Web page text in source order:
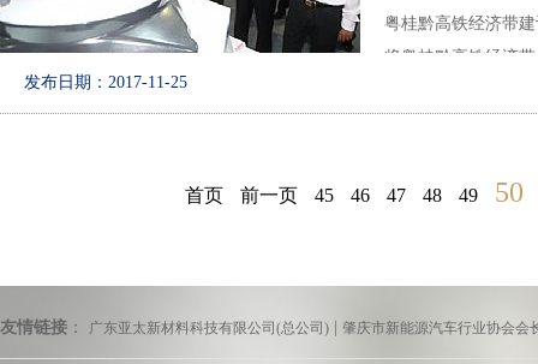
粤桂黔高铁经济带
将粤桂黔高铁经济
发布日期：2017-11-25
首页 前一页 45 46 47 48 49 50
友情链接 ： 广东亚太新材料科技有限公司(总公司) 肇庆市新能源汽车行业协会会